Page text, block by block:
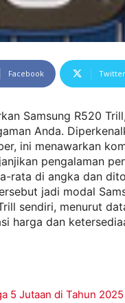
Facebook Twitter
Samsung R520
Anda.
ini menawarkan
pengalaman
rata di angka dan
jadi modal
sendiri, menurut
harga dan
5 Jutaan di Tahun 2025